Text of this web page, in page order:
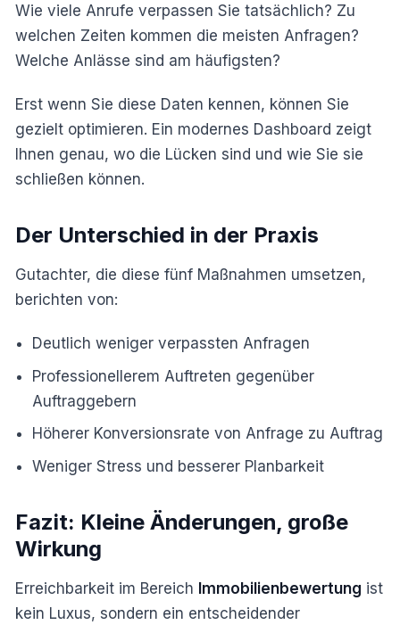
Wie viele Anrufe verpassen Sie tatsächlich? Zu
welchen Zeiten kommen die meisten Anfragen?
Welche Anlässe sind am häufigsten?
Erst wenn Sie diese Daten kennen, können Sie
gezielt optimieren. Ein modernes Dashboard zeigt
Ihnen genau, wo die Lücken sind und wie Sie sie
schließen können.
Der Unterschied in der Praxis
Gutachter, die diese fünf Maßnahmen umsetzen,
berichten von:
Deutlich weniger verpassten Anfragen
Professionellerem Auftreten gegenüber
Auftraggebern
Höherer Konversionsrate von Anfrage zu Auftrag
Weniger Stress und besserer Planbarkeit
Fazit: Kleine Änderungen, große
Wirkung
Erreichbarkeit im Bereich Immobilienbewertung ist
kein Luxus, sondern ein entscheidender